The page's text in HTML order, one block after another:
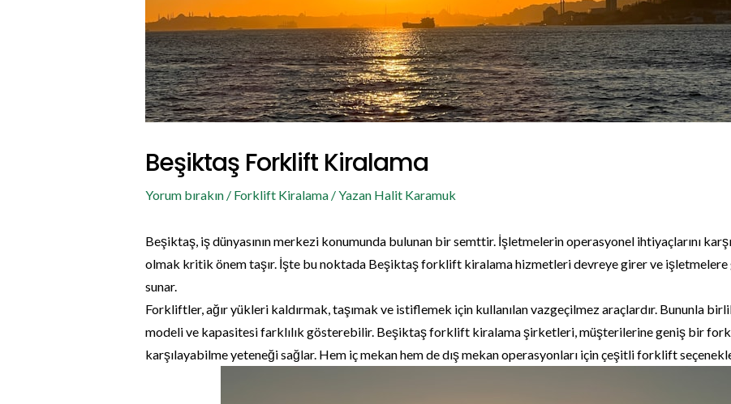
Beşiktaş Forklift Kiralama
Yorum bırakın / Forklift Kiralama/ Yazan Halit Karamuk
Beşiktaş, iş dünyasının merkezi konumunda bulunan bir semttir. İşletmelerin operasyonel ihtiyaçlarını
olmak kritik önem taşır. İşte bu noktada Beşiktaş forklift kiralama hizmetleri devreye girer ve
sunar.
Forkliftler, ağır yükleri kaldırmak, taşımak ve istiflemek için kullanılan vazgeçilmez araçlardır. Bununla
modeli ve kapasitesi farklılık gösterebilir. Beşiktaş forklift kiralama şirketleri, müşterilerine geniş bir
karşılayabilme yeteneği sağlar. Hem iç mekan hem de dış mekan operasyonları için çeşitli forklift